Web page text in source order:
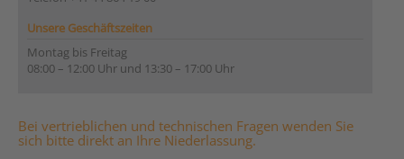
Unsere Geschäftszeiten
Montag bis Freitag
08:00 – 12:00 Uhr und 13:30 – 17:00 Uhr
Bei vertrieblichen und technischen Fragen wenden Sie
sich bitte direkt an Ihre Niederlassung.